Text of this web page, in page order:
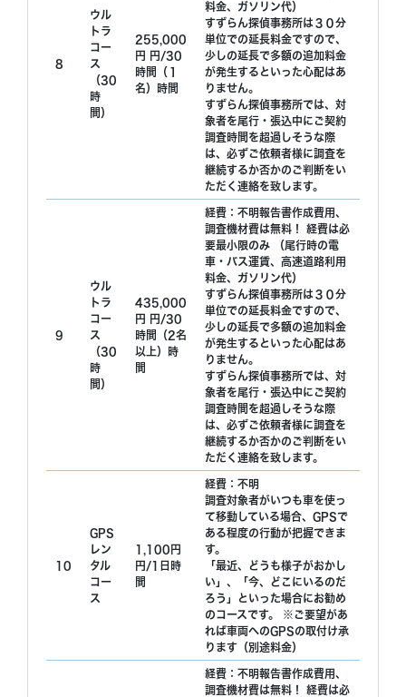
8
ウル
トラ
コー
ス
（30
時
間）
255,000
円 円/30
時間（１
名）時間
料金、ガソリン代）
すずらん探偵事務所は３０分
単位での延長料金ですので、
少しの延長で多額の追加料金
が発生するといった心配はあ
りません。
すずらん探偵事務所では、対
象者を尾行・張込中にご契約
調査時間を超過しそうな際
は、必ずご依頼者様に調査を
継続するか否かのご判断をい
ただく連絡を致します。
9
ウル
トラ
コー
ス
（30
時
間）
435,000
円 円/30
時間（2名
以上）時
間
経費：不明報告書作成費用、
調査機材費は無料！ 経費は必
要最小限のみ （尾行時の電
車・バス運賃、高速道路利用
料金、ガソリン代）
すずらん探偵事務所は３０分
単位での延長料金ですので、
少しの延長で多額の追加料金
が発生するといった心配はあ
りません。
すずらん探偵事務所では、対
象者を尾行・張込中にご契約
調査時間を超過しそうな際
は、必ずご依頼者様に調査を
継続するか否かのご判断をい
ただく連絡を致します。
10
GPS
レン
タル
コー
ス
1,100円
円/1日時
間
経費：不明
調査対象者がいつも車を使っ
て移動している場合、GPSで
ある程度の行動が把握できま
す。
「最近、どうも様子がおかし
い」、「今、どこにいるのだ
ろう」といった場合にお勧め
のコースです。 ※ご要望があ
れば車両へのGPSの取付け承
ります（別途料金）
経費：不明報告書作成費用、
調査機材費は無料！ 経費は必